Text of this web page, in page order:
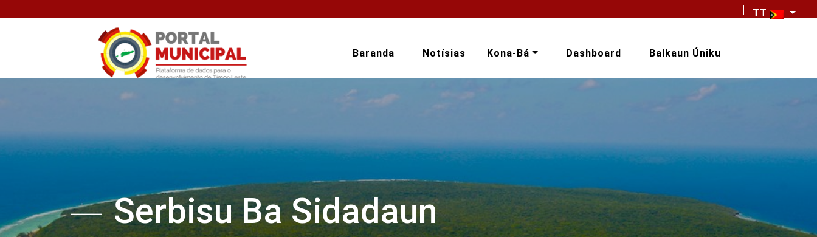
TT
Baranda Notísias Kona-Bá Dashboard Balkaun Úniku
Serbisu Ba Sidadaun